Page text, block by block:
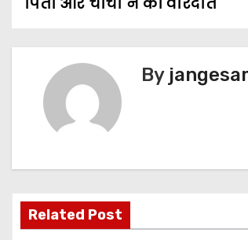
By
Related Post